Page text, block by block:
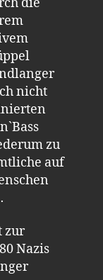
nicht
zu
auf
zur
Nazis